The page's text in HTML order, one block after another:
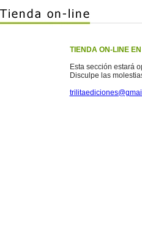
TIENDA ON-LINE
Esta sección estará
Disculpe las